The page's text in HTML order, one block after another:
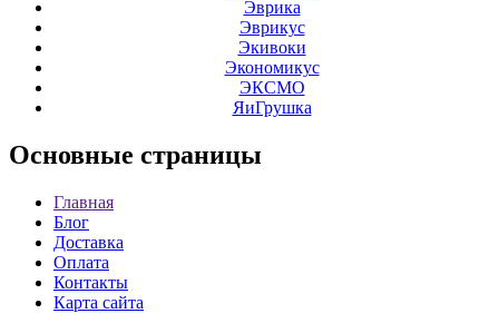
Эврика
Эврикус
Экивоки
Экономикус
ЭКСМО
ЯиГрушка
Основные страницы
Главная
Блог
Доставка
Оплата
Контакты
Карта сайта